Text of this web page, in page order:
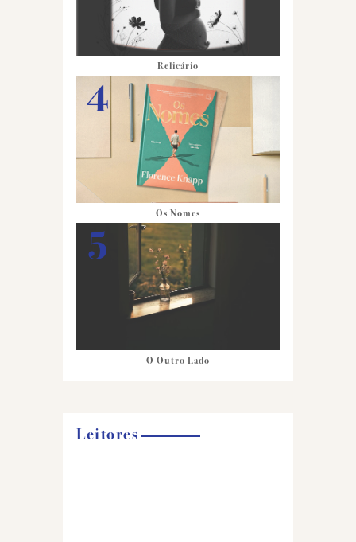
Relicário
Os Nomes
O Outro Lado
Leitores